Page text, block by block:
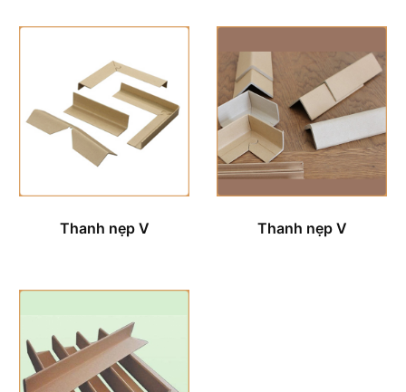
Thanh nẹp V Thanh nẹp V